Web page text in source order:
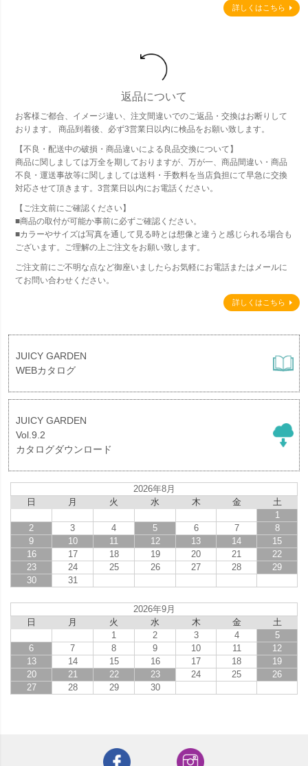
詳しくはこちら
返品について
お客様ご都合、イメージ違い、注文間違いでのご返品・交換はお断りして
おります。 商品到着後、必ず3営業日以内に検品をお願い致します。
【不良・配送中の破損・商品違いによる良品交換について】
商品に関しましては万全を期しておりますが、万が一、商品間違い・商品
不良・運送事故等に関しましては送料・手数料を当店負担にて早急に交換
対応させて頂きます。3営業日以内にお電話ください。
【ご注文前にご確認ください】
■商品の取付が可能か事前に必ずご確認ください。
■カラーやサイズは写真を通して見る時とは想像と違うと感じられる場合も
ございます。ご理解の上ご注文をお願い致します。
ご注文前にご不明な点など御座いましたらお気軽にお電話またはメールに
てお問い合わせください。
詳しくはこちら
JUICY GARDEN
WEBカタログ
JUICY GARDEN
Vol.9.2
カタログダウンロード
2026年8月
日
月 火 水 木 金
土
1
2
3 4 5 6 7
8
9
10 11 12 13 14
15
16
17 18 19 20 21
22
23
24 25 26 27 28
29
30
31
2026年9月
日
月 火 水 木 金
土
1
2 3 4
5
6
7 8 9 10 11
12
13
14 15 16 17 18
19
20
21 22 23 24 25
26
27
28 29 30